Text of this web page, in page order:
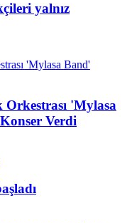
yalnız
'Mylasa
Verdi